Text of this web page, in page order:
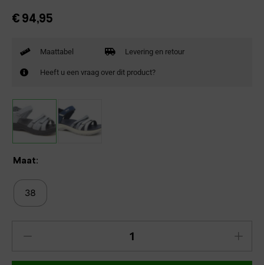
€ 94,95
Maattabel Levering en retour
Heeft u een vraag over dit product?
Maat:
38